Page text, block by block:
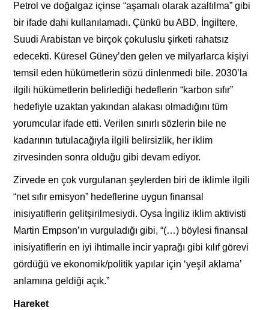
Petrol ve doğalgaz içinse “aşamalı olarak azaltılma” gibi
bir ifade dahi kullanılamadı. Çünkü bu ABD, İngiltere,
Suudi Arabistan ve birçok çokuluslu şirketi rahatsız
edecekti. Küresel Güney’den gelen ve milyarlarca kişiyi
temsil eden hükümetlerin sözü dinlenmedi bile. 2030’la
ilgili hükümetlerin belirlediği hedeflerin “karbon sıfır”
hedefiyle uzaktan yakından alakası olmadığını tüm
yorumcular ifade etti. Verilen sınırlı sözlerin bile ne
kadarının tutulacağıyla ilgili belirsizlik, her iklim
zirvesinden sonra olduğu gibi devam ediyor.
Zirvede en çok vurgulanan şeylerden biri de iklimle ilgili
“net sıfır emisyon” hedeflerine uygun finansal
inisiyatiflerin gelitşirilmesiydi. Oysa İngiliz iklim aktivisti
Martin Empson’ın vurguladığı gibi, “(…) böylesi finansal
inisiyatiflerin en iyi ihtimalle incir yaprağı gibi kılıf görevi
gördüğü ve ekonomik/politik yapılar için ‘yeşil aklama’
anlamına geldiği açık.”
Hareket